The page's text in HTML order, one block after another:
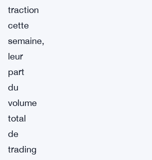
traction
cette
semaine,
leur
part
du
volume
total
de
trading